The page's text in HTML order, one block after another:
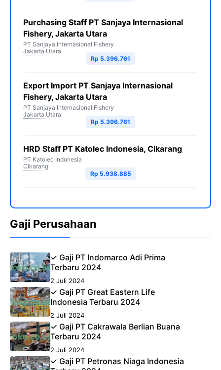
Purchasing Staff PT Sanjaya Internasional
Fishery, Jakarta Utara
PT Sanjaya Internasional Fishery
Jakarta Utara
Rp 5.396.761
Export Import PT Sanjaya Internasional
Fishery, Jakarta Utara
PT Sanjaya Internasional Fishery
Jakarta Utara
Rp 5.396.761
HRD Staff PT Katolec Indonesia, Cikarang
PT Katolec Indonesia
Cikarang
Rp 5.938.885
Gaji Perusahaan
✓ Gaji PT Indomarco Adi Prima
Terbaru 2024
2 Juli 2024
✓ Gaji PT Great Eastern Life
Indonesia Terbaru 2024
2 Juli 2024
✓ Gaji PT Cakrawala Berlian Buana
Terbaru 2024
2 Juli 2024
✓ Gaji PT Petronas Niaga Indonesia